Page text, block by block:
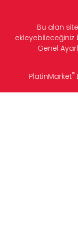
Bu alan
ekleyebileceğiniz
Genel
PlatinMarket®